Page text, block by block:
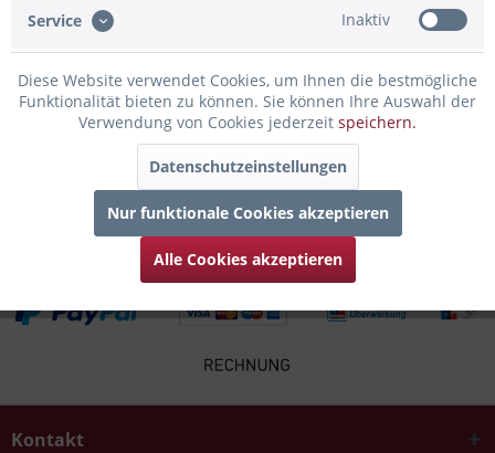
Infos zum Hersteller
Folgende Infos zum Hersteller sind verfübar......mehr
Kunden haben sich ebenfalls angesehen
Kontakt
Service Inaktiv
Diese Website verwendet Cookies, um Ihnen die bestmögliche
Funktionalität bieten zu können. Sie können Ihre Auswahl der
Verwendung von Cookies jederzeit speichern.
Datenschutzeinstellungen
Nur funktionale Cookies akzeptieren
Alle Cookies akzeptieren